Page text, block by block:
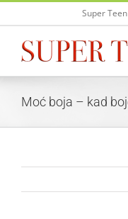
Skip
Super Teen
Moć boja – kad